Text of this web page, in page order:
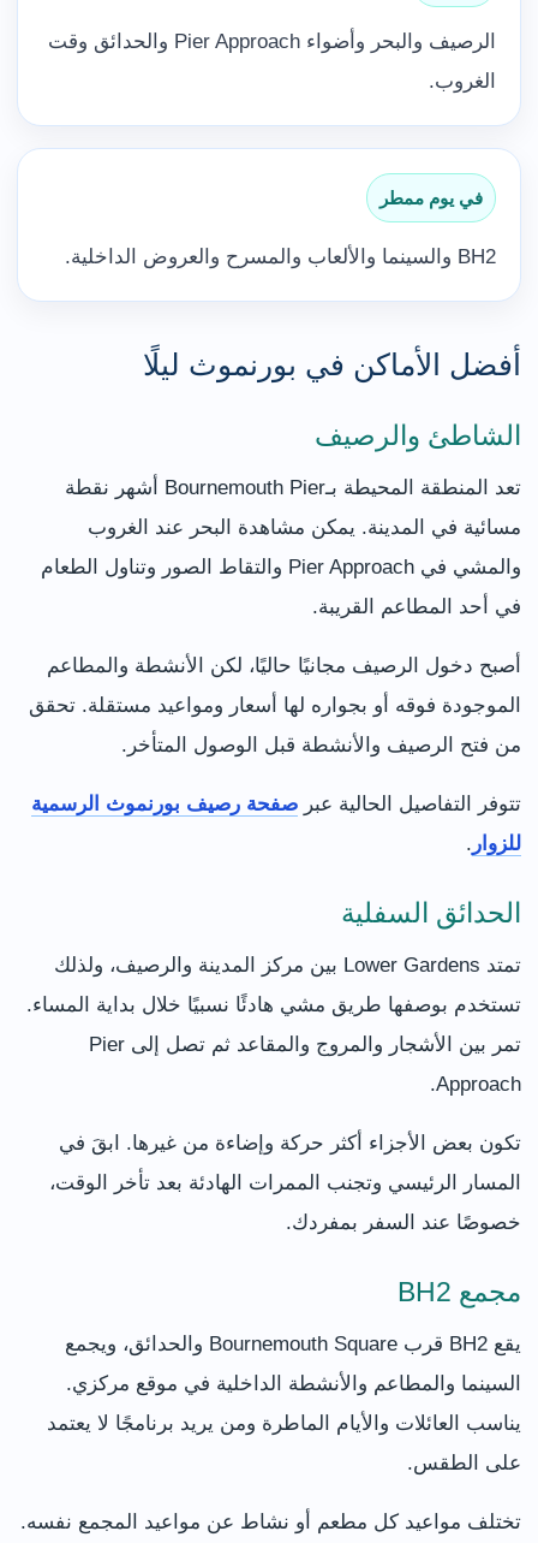
الرصيف والبحر وأضواء Pier Approach والحدائق وقت
الغروب.
في يوم ممطر
BH2 والسينما والألعاب والمسرح والعروض الداخلية.
أفضل الأماكن في بورنموث ليلًا
الشاطئ والرصيف
تعد المنطقة المحيطة بـBournemouth Pier أشهر نقطة
مسائية في المدينة. يمكن مشاهدة البحر عند الغروب
والمشي في Pier Approach والتقاط الصور وتناول الطعام
في أحد المطاعم القريبة.
أصبح دخول الرصيف مجانيًا حاليًا، لكن الأنشطة والمطاعم
الموجودة فوقه أو بجواره لها أسعار ومواعيد مستقلة. تحقق
من فتح الرصيف والأنشطة قبل الوصول المتأخر.
تتوفر التفاصيل الحالية عبر صفحة رصيف بورنموث الرسمية
للزوار .
الحدائق السفلية
تمتد Lower Gardens بين مركز المدينة والرصيف، ولذلك
تستخدم بوصفها طريق مشي هادئًا نسبيًا خلال بداية المساء.
تمر بين الأشجار والمروج والمقاعد ثم تصل إلى Pier
Approach.
تكون بعض الأجزاء أكثر حركة وإضاءة من غيرها. ابقَ في
المسار الرئيسي وتجنب الممرات الهادئة بعد تأخر الوقت،
خصوصًا عند السفر بمفردك.
مجمع BH2
يقع BH2 قرب Bournemouth Square والحدائق، ويجمع
السينما والمطاعم والأنشطة الداخلية في موقع مركزي.
يناسب العائلات والأيام الماطرة ومن يريد برنامجًا لا يعتمد
على الطقس.
تختلف مواعيد كل مطعم أو نشاط عن مواعيد المجمع نفسه.